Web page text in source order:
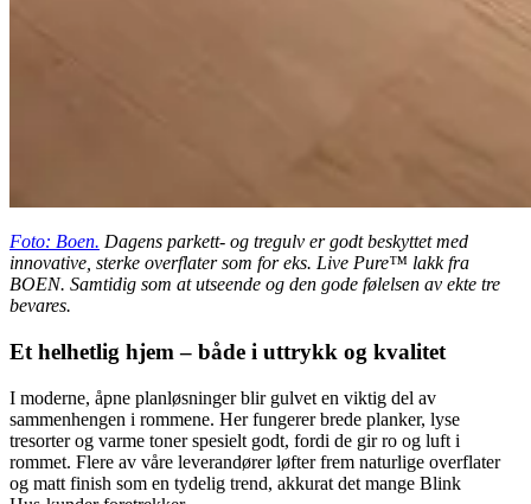
Foto: Boen. Dagens parkett- og tregulv er godt beskyttet med
innovative, sterke overflater som for eks. Live Pure™ lakk fra
BOEN. Samtidig som at utseende og den gode følelsen av ekte tre
bevares.
Et helhetlig hjem – både i uttrykk og kvalitet
I moderne, åpne planløsninger blir gulvet en viktig del av
sammenhengen i rommene. Her fungerer brede planker, lyse
tresorter og varme toner spesielt godt, fordi de gir ro og luft i
rommet. Flere av våre leverandører løfter frem naturlige overflater
og matt finish som en tydelig trend, akkurat det mange Blink